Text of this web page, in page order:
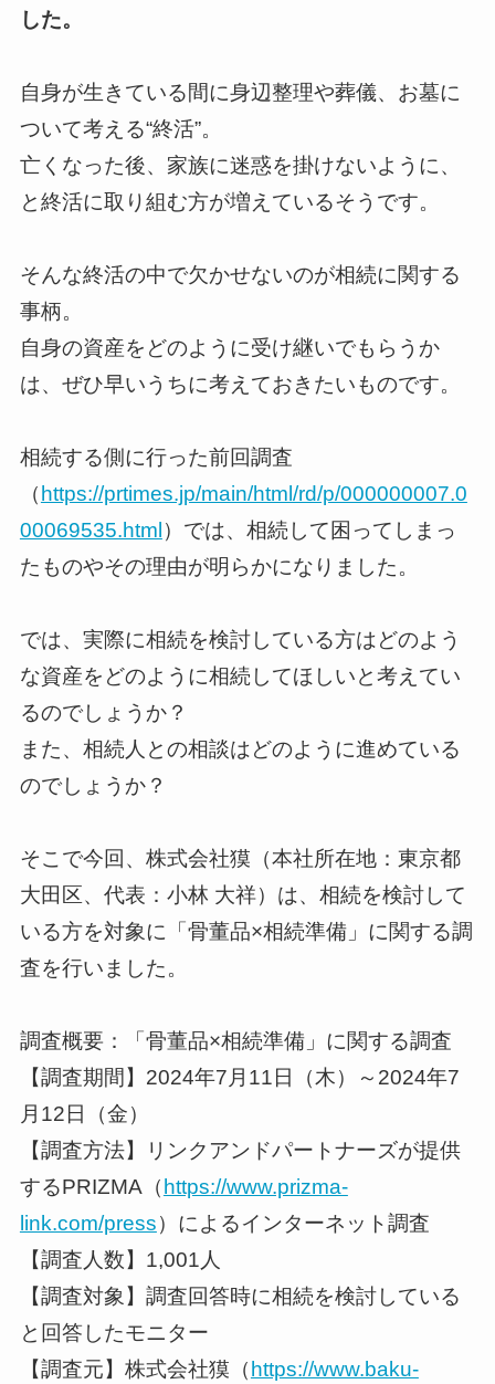
した。
自身が生きている間に身辺整理や葬儀、お墓に
ついて考える“終活”。
亡くなった後、家族に迷惑を掛けないように、
と終活に取り組む方が増えているそうです。
そんな終活の中で欠かせないのが相続に関する
事柄。
自身の資産をどのように受け継いでもらうか
は、ぜひ早いうちに考えておきたいものです。
相続する側に行った前回調査
（ https://prtimes.jp/main/html/rd/p/000000007.0
00069535.html ）では、相続して困ってしまっ
たものやその理由が明らかになりました。
では、実際に相続を検討している方はどのよう
な資産をどのように相続してほしいと考えてい
るのでしょうか？
また、相続人との相談はどのように進めている
のでしょうか？
そこで今回、株式会社獏（本社所在地：東京都
大田区、代表：小林 大祥）は、相続を検討して
いる方を対象に「骨董品×相続準備」に関する調
査を行いました。
調査概要：「骨董品×相続準備」に関する調査
【調査期間】2024年7月11日（木）～2024年7
月12日（金）
【調査方法】リンクアンドパートナーズが提供
するPRIZMA（ https://www.prizma-
link.com/press）によるインターネット調査
【調査人数】1,001人
【調査対象】調査回答時に相続を検討している
と回答したモニター
【調査元】株式会社獏（ https://www.baku-